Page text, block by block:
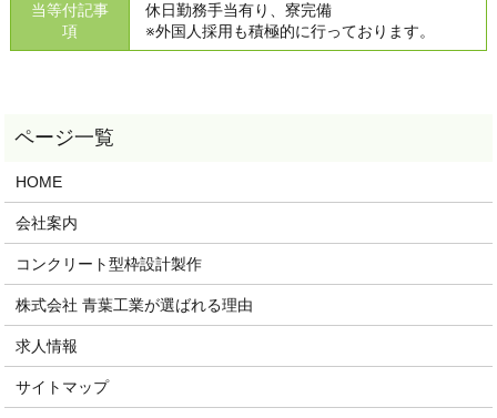
当等付記事
項
休日勤務手当有り、寮完備
※外国人採用も積極的に行っております。
HOME
会社案内
コンクリート型枠設計製作
株式会社 青葉工業が選ばれる理由
求人情報
サイトマップ